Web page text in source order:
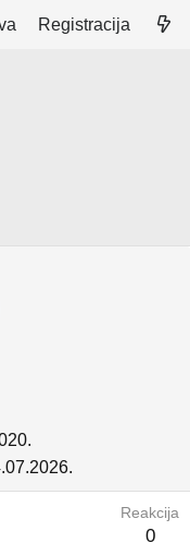
Registracija
Reakcija
0